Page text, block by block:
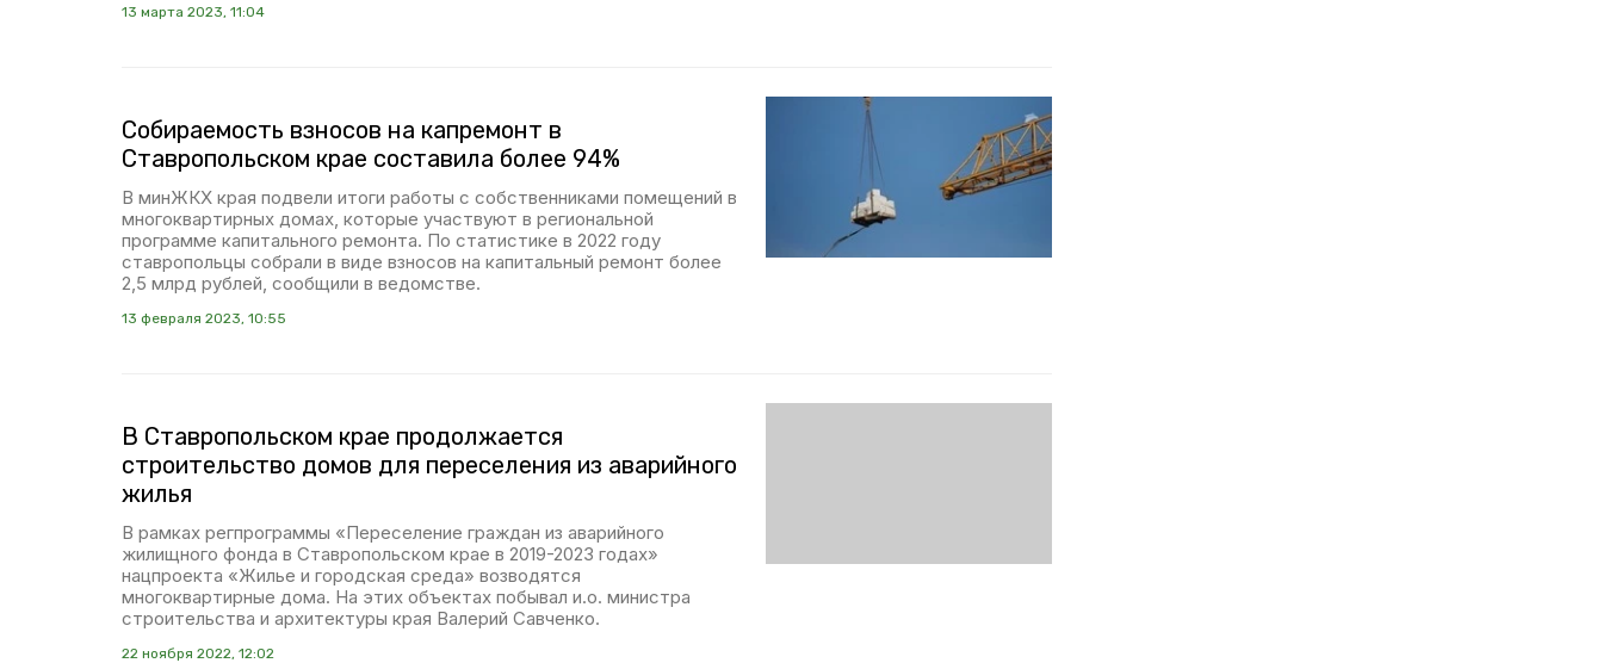
13 марта 2023, 11:04
Собираемость взносов на капремонт в
Ставропольском крае составила более 94%
В минЖКХ края подвели итоги работы с собственниками помещений в
многоквартирных домах, которые участвуют в региональной
программе капитального ремонта. По статистике в 2022 году
ставропольцы собрали в виде взносов на капитальный ремонт более
2,5 млрд рублей, сообщили в ведомстве.
13 февраля 2023, 10:55
В Ставропольском крае продолжается
строительство домов для переселения из аварийного
жилья
В рамках регпрограммы «Переселение граждан из аварийного
жилищного фонда в Ставропольском крае в 2019-2023 годах»
нацпроекта «Жилье и городская среда» возводятся
многоквартирные дома. На этих объектах побывал и.о. министра
строительства и архитектуры края Валерий Савченко.
22 ноября 2022, 12:02